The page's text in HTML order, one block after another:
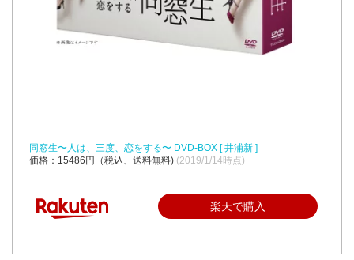
同窓生〜人は、三度、恋をする〜 DVD-BOX [ 井浦新 ]
価格：15486円（税込、送料無料) (2019/1/14時点)
楽天で購入